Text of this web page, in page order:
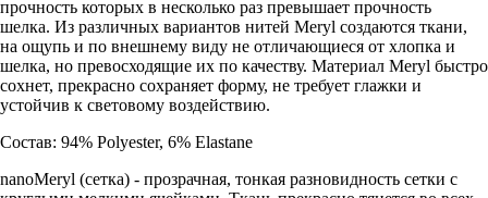
прочность которых в несколько раз превышает прочность
шелка. Из различных вариантов нитей Meryl создаются ткани,
на ощупь и по внешнему виду не отличающиеся от хлопка и
шелка, но превосходящие их по качеству. Материал Meryl быстро
сохнет, прекрасно сохраняет форму, не требует глажки и
устойчив к световому воздействию.
Состав: 94% Polyester, 6% Elastane
nanoMeryl (cетка) - прозрачная, тонкая разновидность сетки с